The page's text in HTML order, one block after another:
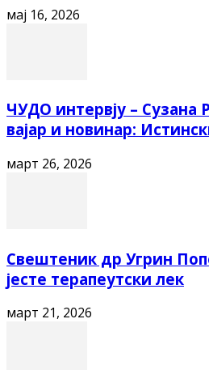
мај 16, 2026
ЧУДО интервју – Сузана
вајар и новинар:
март 26, 2026
Свештеник др Угрин
јесте терапеутски лек
март 21, 2026